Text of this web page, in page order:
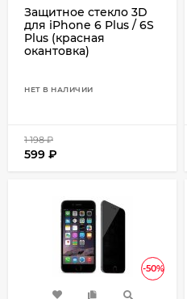
Защитное стекло 3D
для iPhone 6 Plus / 6S
Plus (красная
окантовка)
НЕТ В НАЛИЧИИ
1 198₽
599 ₽
-50%